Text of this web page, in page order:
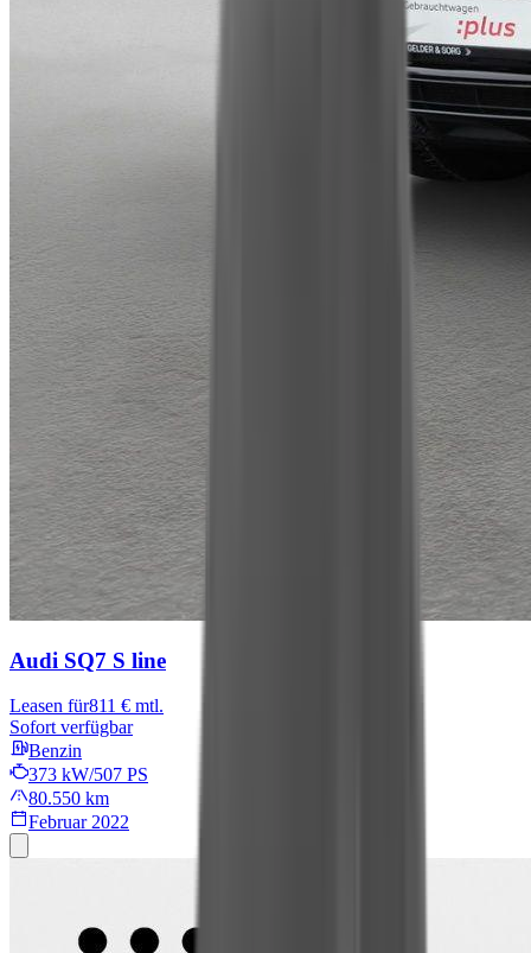
Audi SQ7 S line
Leasen für811 € mtl.
Sofort verfügbar
Benzin
373 kW/507 PS
80.550 km
Februar 2022